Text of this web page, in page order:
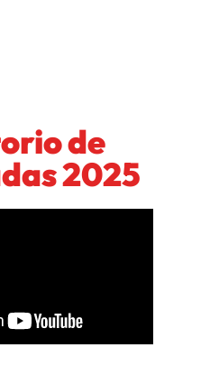
de
2025